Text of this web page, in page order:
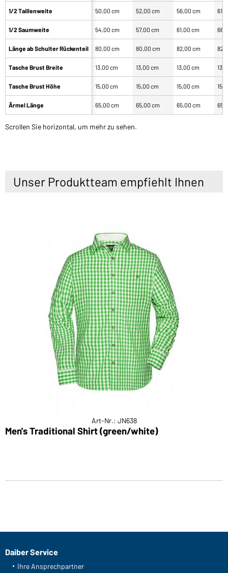
1/2 Taillenweite
1/2 Saumweite
Länge ab Schulter Rückenteil
Tasche Brust Breite
Tasche Brust Höhe
Ärmel Länge
50,00 cm 52,00 cm 56,00 cm
54,00 cm 57,00 cm 61,00 cm
80,00 cm 80,00 cm 82,00 cm
13,00 cm 13,00 cm 13,00 cm
15,00 cm 15,00 cm 15,00 cm
65,00 cm 65,00 cm 65,00 cm
Scrollen Sie horizontal, um mehr zu sehen.
Unser Produktteam empfiehlt Ihnen
Art-Nr.: JN638
Men's Traditional Shirt (green/white)
Daiber Service
Ihre Ansprechpartner